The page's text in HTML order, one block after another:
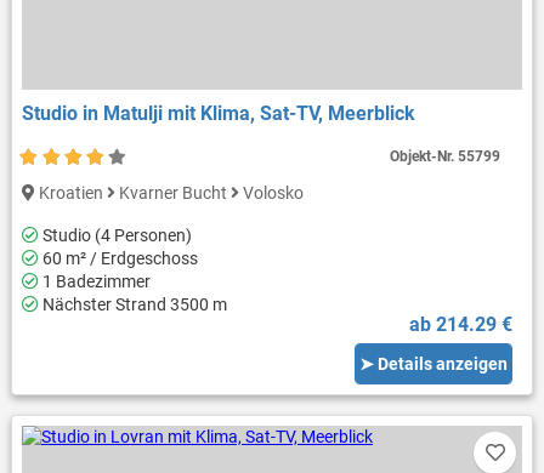
Studio in Matulji mit Klima, Sat-TV, Meerblick
Kroatien Kvarner Bucht Volosko
Studio (4 Personen)
60 m² / Erdgeschoss
1 Badezimmer
Nächster Strand 3500 m
ab 214.29 €
➤ Details anzeigen
Objekt-Nr.55799